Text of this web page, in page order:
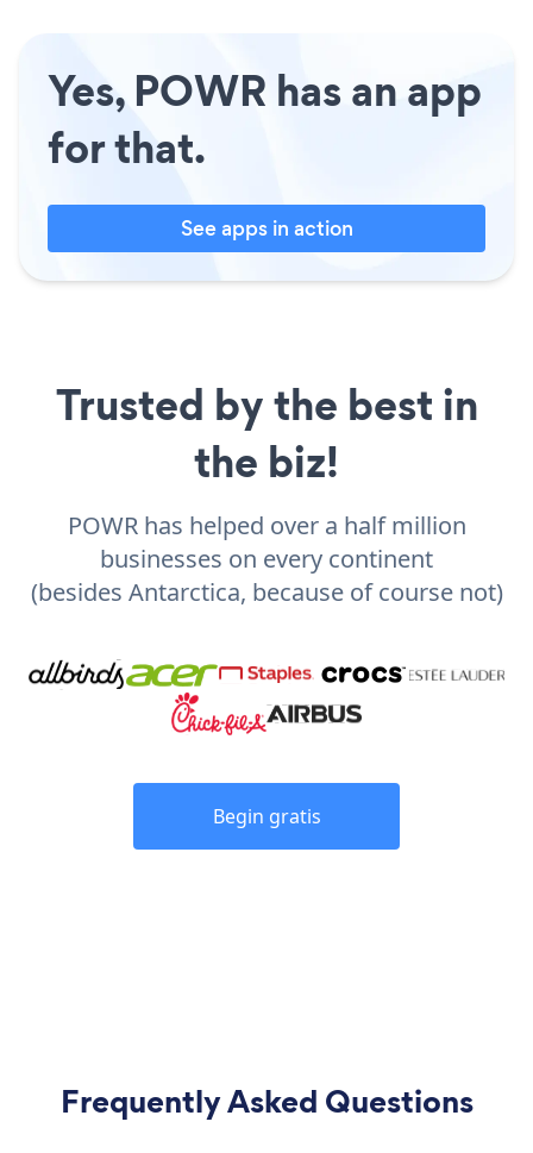
Yes, POWR has an app
for that.
See apps in action
Trusted by the best in
the biz!
POWR has helped over a half million
businesses on every continent
(besides Antarctica, because of course not)
Begin gratis
Frequently Asked Questions